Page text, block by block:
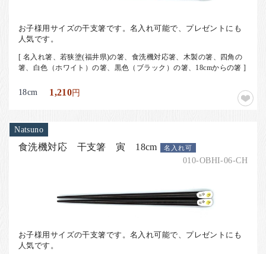
お子様用サイズの干支箸です。名入れ可能で、プレゼントにも
人気です。
[ 名入れ箸、若狭塗(福井県)の箸、食洗機対応箸、木製の箸、四角の
箸、白色（ホワイト）の箸、黒色（ブラック）の箸、18cmからの箸 ]
18cm 1,210円
Natsuno
食洗機対応 干支箸 寅 18cm 名入れ可
010-OBHI-06-CH
お子様用サイズの干支箸です。名入れ可能で、プレゼントにも
人気です。